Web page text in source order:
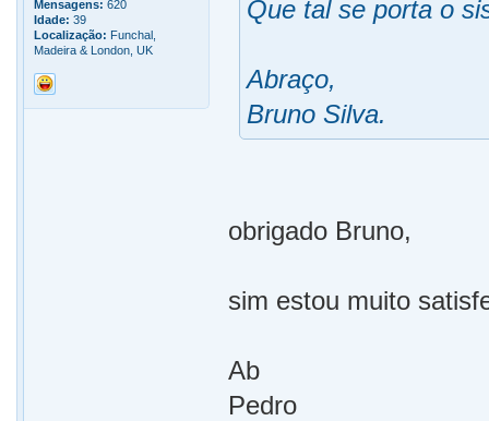
Mensagens: 620
Idade: 39
Localização: Funchal,
Madeira & London, UK
Que tal se porta o
Abraço,
Bruno Silva.
obrigado Bruno,
sim estou muito
Ab
Pedro